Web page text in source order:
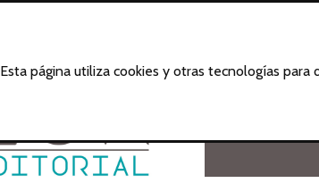
Esta página utiliza cookies y otras tecnologías